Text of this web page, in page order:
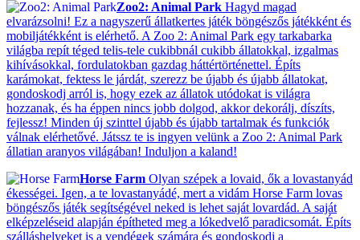
Zoo2: Animal Park Hagyd magad
elvarázsolni! Ez a nagyszerű állatkertes játék böngészős játékként és
mobiljátékként is elérhető. A Zoo 2: Animal Park egy tarkabarka
világba repít téged telis-tele cukibbnál cukibb állatokkal, izgalmas
kihívásokkal, fordulatokban gazdag háttértörténettel. Építs
karámokat, fektess le járdát, szerezz be újabb és újabb állatokat,
gondoskodj arról is, hogy ezek az állatok utódokat is világra
hozzanak, és ha éppen nincs jobb dolgod, akkor dekorálj, díszíts,
fejlessz! Minden új szinttel újabb és újabb tartalmak és funkciók
válnak elérhetővé. Játssz te is ingyen velünk a Zoo 2: Animal Park
állatian aranyos világában! Induljon a kaland!
Horse Farm Olyan szépek a lovaid, ők a lovastanyád
ékességei. Igen, a te lovastanyádé, mert a vidám Horse Farm lovas
böngészős játék segítségével neked is lehet saját lovardád. A saját
elképzeléseid alapján építheted meg a lókedvelő paradicsomát. Építs
szálláshelyeket is a vendégek számára és gondoskodj a